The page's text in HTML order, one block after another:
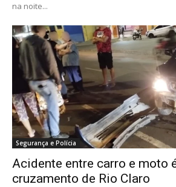
na noite...
Segurança e Polícia
Acidente entre carro e moto
cruzamento de Rio Claro